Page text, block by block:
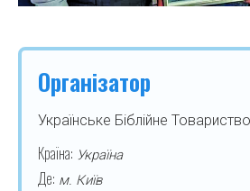
Організатор
Українське Біблійне Товариство
Країна: Україна
Де: м. Київ